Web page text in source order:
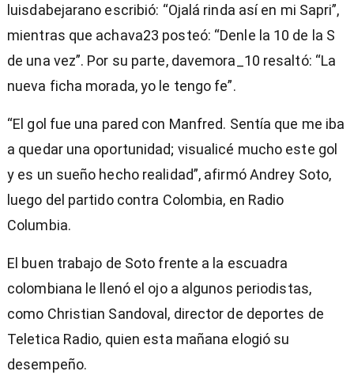
luisdabejarano escribió: “Ojalá rinda así en mi Sapri”,
mientras que achava23 posteó: “Denle la 10 de la S
de una vez”. Por su parte, davemora_10 resaltó: “La
nueva ficha morada, yo le tengo fe”.
“El gol fue una pared con Manfred. Sentía que me iba
a quedar una oportunidad; visualicé mucho este gol
y es un sueño hecho realidad”, afirmó Andrey Soto,
luego del partido contra Colombia, en Radio
Columbia.
El buen trabajo de Soto frente a la escuadra
colombiana le llenó el ojo a algunos periodistas,
como Christian Sandoval, director de deportes de
Teletica Radio, quien esta mañana elogió su
desempeño.